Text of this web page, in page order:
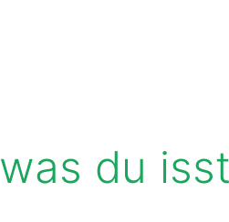
du isst